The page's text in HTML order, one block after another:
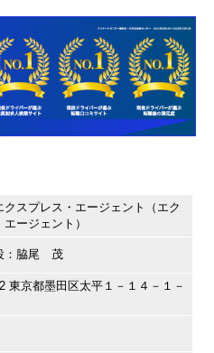
クスプレス・エージェント（エク
ージェント）
：脇尾 茂
東京都墨田区太平１－１４－１－